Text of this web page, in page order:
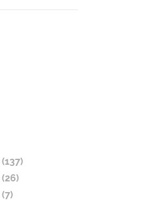
(137)
(26)
(7)